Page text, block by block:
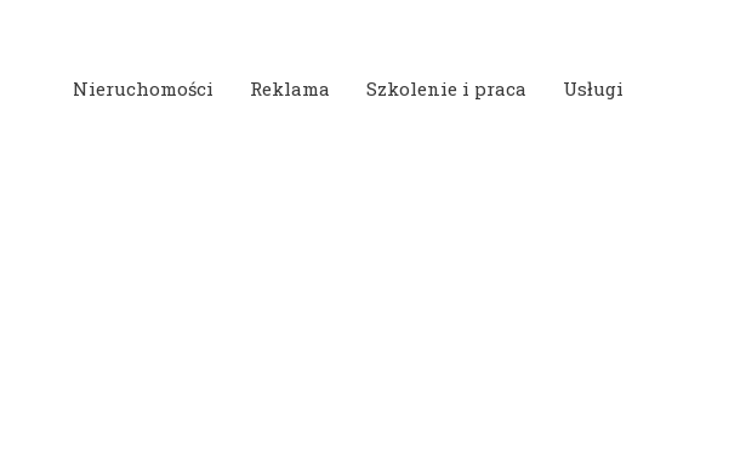
Nieruchomości Reklama Szkolenie i praca Usługi